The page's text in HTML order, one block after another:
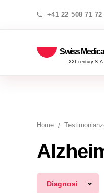
+41 22 508 71 72
Swiss Medica
XXI century S.A.
Home
Diagnosi